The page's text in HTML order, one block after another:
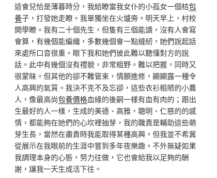
這會兒恰是薄暮時分，我給瞭當我女仆的小孤女一個桔包
養子，打發她走瞭。我單獨坐在火爐旁。明天早上，村校
開學瞭。我有二十個先生，但隻有三個能讀，沒有人會寫
會算，有幾個能編織，多數幾個會一點縫紉，她們說起話
來處所口音很重。眼下我和她們彼此難以聽懂對方的說
話。此中有幾個沒有禮貌，非常粗野。難以把握，同時又
很蒙昧。但其他的卻不難管束，情願進修，顯顯露一種令
人高興的氣質。我決不克不及忘卻，這些衣衫粗陋的小農
人，像最高尚包養價格血緣的後嗣一樣有血有肉的；跟出
生最好的人一樣，生成的美德、高雅，聰明、仁慈的的感
情，都能夠在她們的心坎裡抽芽，我的職責是輔助這些萌
芽生長，當然在盡責時我能取得某種高興。但我並不希冀
從展示在我眼前的生涯中嘗到多年夜樂趣。不外無疑如果
我調理本身的心態，努力往做，它也會給我以足夠的酬
謝，讓我一天生成活下往。